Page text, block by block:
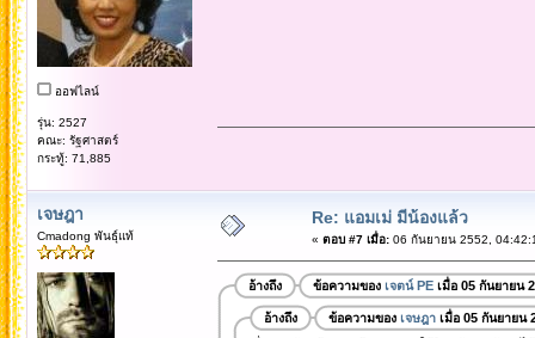
ออฟไลน์
รุ่น: 2527
คณะ: รัฐศาสตร์
กระทู้: 71,885
เจษฎา
Cmadong พันธุ์แท้
Re: แอมเม่ มีน้องแล้ว
« ตอบ #7 เมื่อ:06 กันยายน 2552,
อ้างถึง ข้อความของ เจตน์ PEเมื่อ 05 กันยายน
อ้างถึง ข้อความของ เจษฎาเมื่อ 05 กันยายน